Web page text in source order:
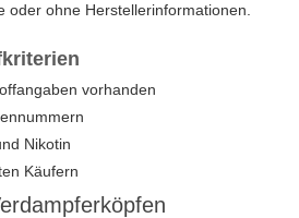
oder ohne Herstellerinformationen.
vorhanden
Nikotin
Käufern